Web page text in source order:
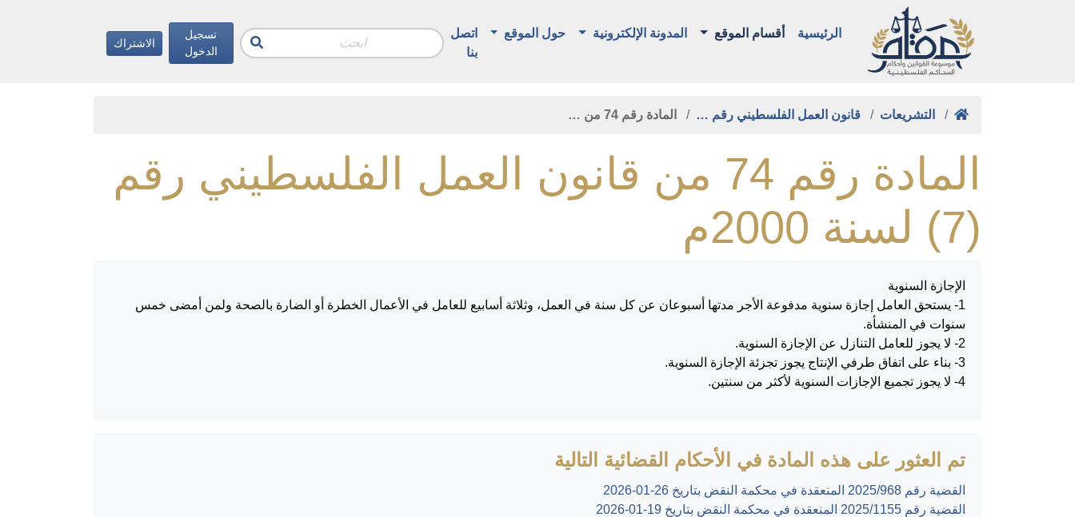
الرئيسية أقسام الموقع المدونة الإلكترونية حول الموقع
اتصل
بنا
تسجيل
الدخول
الاشتراك
التشريعات قانون العمل الفلسطيني رقم … المادة رقم 74 من …
المادة رقم 74 من قانون العمل الفلسطيني رقم
(7) لسنة 2000م
الإجازة السنوية
1- يستحق العامل إجازة سنوية مدفوعة الأجر مدتها أسبوعان عن كل سنة في العمل، وثلاثة أسابيع للعامل في الأعمال الخطرة أو الضارة بالصحة ولمن أمضى خمس
سنوات في المنشأة.
2- لا يجوز للعامل التنازل عن الإجازة السنوية.
3- بناء على اتفاق طرفي الإنتاج يجوز تجزئة الإجازة السنوية.
4- لا يجوز تجميع الإجازات السنوية لأكثر من سنتين.
تم العثور على هذه المادة في الأحكام القضائية التالية
القضية رقم ‎968‏/‎2025‏ المنعقدة في محكمة النقض بتاريخ ‎2026-01-26‏
القضية رقم ‎1155‏/‎2025‏ المنعقدة في محكمة النقض بتاريخ ‎2026-01-19‏